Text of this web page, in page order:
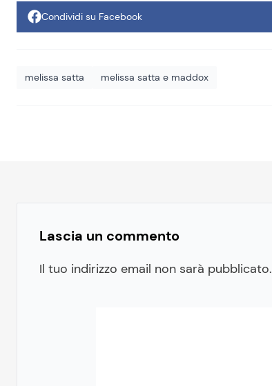
Condividi su Facebook
melissa satta melissa satta e maddox
Lascia un commento
Il tuo indirizzo email non sarà pubblicato.